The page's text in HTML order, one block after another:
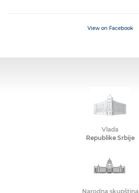
View on Facebook
Vlada
Republike Srbije
Narodna skupština